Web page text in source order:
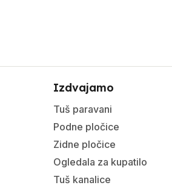
Izdvajamo
Tuš paravani
Podne pločice
Zidne pločice
Ogledala za kupatilo
Tuš kanalice